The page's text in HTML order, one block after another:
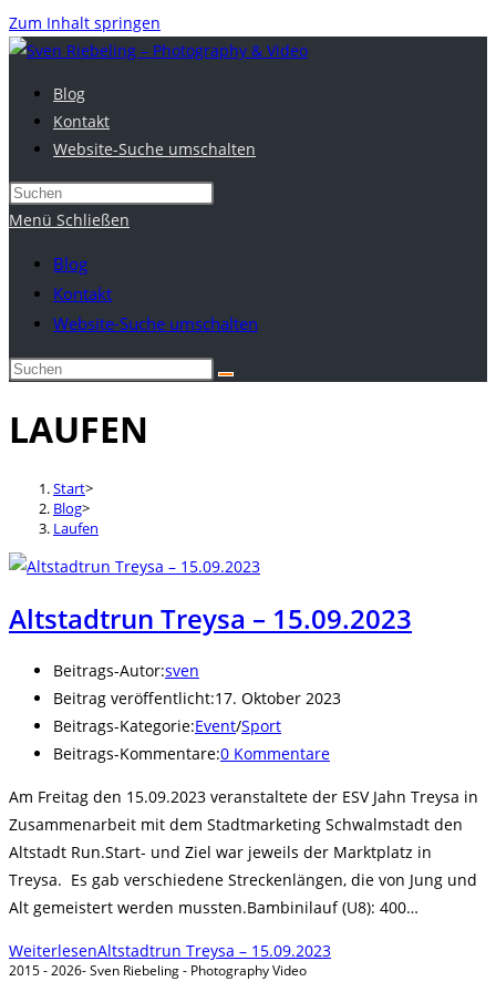
Zum Inhalt springen
Blog
Kontakt
Website-Suche umschalten
Menü Schließen
Blog
Kontakt
Website-Suche umschalten
LAUFEN
Start>
Blog>
Laufen
Altstadtrun Treysa – 15.09.2023
Beitrags-Autor:sven
Beitrag veröffentlicht:17. Oktober 2023
Beitrags-Kategorie:Event/Sport
Beitrags-Kommentare:0 Kommentare
Am Freitag den 15.09.2023 veranstaltete der ESV Jahn Treysa in
Zusammenarbeit mit dem Stadtmarketing Schwalmstadt den
Altstadt Run.Start- und Ziel war jeweils der Marktplatz in
Treysa. Es gab verschiedene Streckenlängen, die von Jung und
Alt gemeistert werden mussten.Bambinilauf (U8): 400…
WeiterlesenAltstadtrun Treysa – 15.09.2023
2015 - 2026- Sven Riebeling - Photography Video